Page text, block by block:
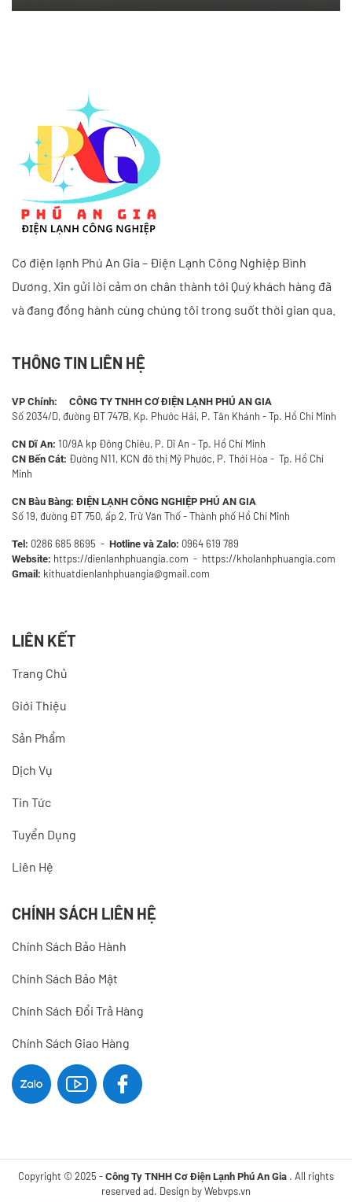
Cơ điện lạnh Phú An Gia – Điện Lạnh Công Nghiệp Bình
Dương. Xin gửi lời cảm ơn chân thành tới Quý khách hàng đã
và đang đồng hành cùng chúng tôi trong suốt thời gian qua.
THÔNG TIN LIÊN HỆ
VP Chính: CÔNG TY TNHH CƠ ĐIỆN LẠNH PHÚ AN GIA
Số 2034/D, đường ĐT 747B, Kp. Phước Hải, P. Tân Khánh - Tp. Hồ Chí Minh
CN Dĩ An: 10/9A kp Đông Chiêu, P. Dĩ An - Tp. Hồ Chí Minh
CN Bến Cát: Đường N11, KCN đô thị Mỹ Phước, P. Thới Hòa - Tp. Hồ Chí
Minh
CN Bàu Bàng: ĐIỆN LẠNH CÔNG NGHIỆP PHÚ AN GIA
Số 19, đường ĐT 750, ấp 2, Trừ Văn Thố - Thành phố Hồ Chí Minh
Tel: 0286 685 8695 - Hotline và Zalo: 0964 619 789
Website: https://dienlanhphuangia.com - https://kholanhphuangia.com
Gmail: kithuatdienlanhphuangia@gmail.com
LIÊN KẾT
Trang Chủ
Giới Thiệu
Sản Phẩm
Dịch Vụ
Tin Tức
Tuyển Dụng
Liên Hệ
CHÍNH SÁCH LIÊN HỆ
Chính Sách Bảo Hành
Chính Sách Bảo Mật
Chính Sách Đổi Trả Hàng
Chính Sách Giao Hàng
Copyright © 2025 - Công Ty TNHH Cơ Điện Lạnh Phú An Gia . All rights
reserved ad. Design byWebvps.vn